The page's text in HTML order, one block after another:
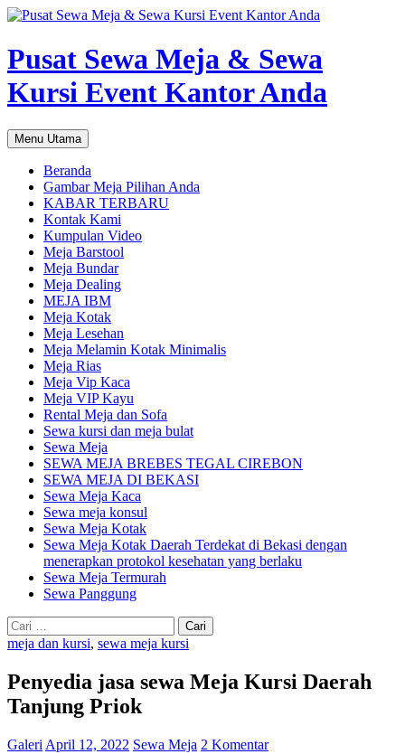
Pusat Sewa Meja & Sewa
Kursi Event Kantor Anda
Cari
Menu Utama Langsung
ke
isi
Beranda
Gambar Meja Pilihan Anda
KABAR TERBARU
Kontak Kami
Kumpulan Video
Meja Barstool
Meja Bundar
Meja Dealing
MEJA IBM
Meja Kotak
Meja Lesehan
Meja Melamin Kotak Minimalis
Meja Rias
Meja Vip Kaca
Meja VIP Kayu
Rental Meja dan Sofa
Sewa kursi dan meja bulat
Sewa Meja
SEWA MEJA BREBES TEGAL CIREBON
SEWA MEJA DI BEKASI
Sewa Meja Kaca
Sewa meja konsul
Sewa Meja Kotak
Sewa Meja Kotak Daerah Terdekat di Bekasi dengan
menerapkan protokol kesehatan yang berlaku
Sewa Meja Termurah
Sewa Panggung
Cari
untuk:
meja dan kursi, sewa meja kursi
Penyedia jasa sewa Meja Kursi Daerah
Tanjung Priok
Galeri April 12, 2022 Sewa Meja 2 Komentar